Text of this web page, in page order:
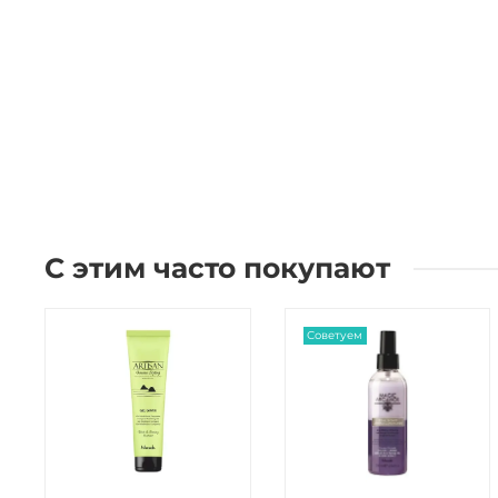
С этим часто покупают
Советуем